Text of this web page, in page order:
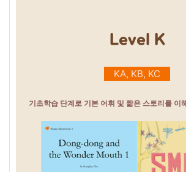
Level K
KA, KB, KC
기초학습 단계로 기본 어휘 및 짧은 스토리를 이